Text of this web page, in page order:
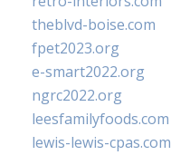
theblvd-boise.com
fpet2023.org
e-smart2022.org
ngrc2022.org
leesfamilyfoods.com
lewis-lewis-cpas.com